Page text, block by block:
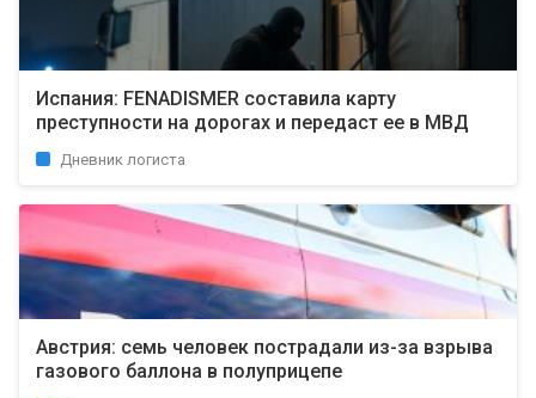
Испания: FENADISMER составила карту
преступности на дорогах и передаст ее в МВД
Дневник логиста
Австрия: семь человек пострадали из-за взрыва
газового баллона в полуприцепе